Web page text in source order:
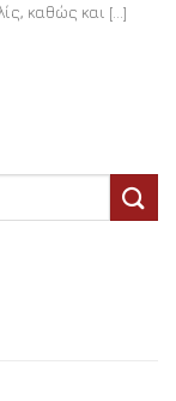
καθώς και [...]